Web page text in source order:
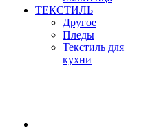
ТЕКСТИЛЬ
Другое
Пледы
Текстиль для
кухни